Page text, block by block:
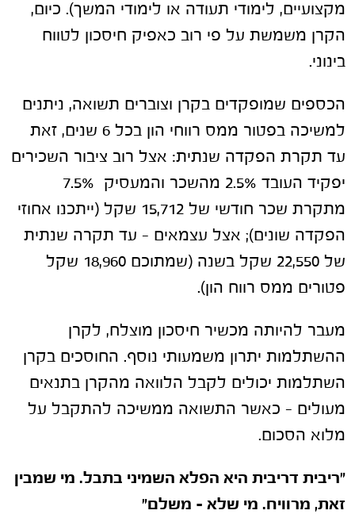
מקצועיים, לימודי תעודה או לימודי המשך). כיום,
הקרן משמשת על פי רוב כאפיק חיסכון לטווח
בינוני.
הכספים שמופקדים בקרן וצוברים תשואה, ניתנים
למשיכה בפטור ממס רווחי הון בכל 6 שנים, זאת
עד תקרת הפקדה שנתית: אצל רוב ציבור השכירים
יפקיד העובד 2.5% מהשכר והמעסיק 7.5%
מתקרת שכר חודשי של 15,712 שקל (ייתכנו אחוזי
הפקדה שונים); אצל עצמאים – עד תקרה שנתית
של 22,550 שקל בשנה (שמתוכם 18,960 שקל
פטורים ממס רווח הון).
מעבר להיותה מכשיר חיסכון מוצלח, לקרן
ההשתלמות יתרון משמעותי נוסף. החוסכים בקרן
השתלמות יכולים לקבל הלוואה מהקרן בתנאים
מעולים – כאשר התשואה ממשיכה להתקבל על
מלוא הסכום.
"ריבית דריבית היא הפלא השמיני בתבל. מי שמבין
זאת, מרוויח. מי שלא – משלם"